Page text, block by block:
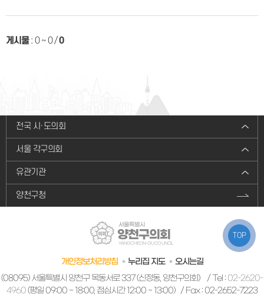
게시물: 0 ~ 0/0
전국 시·도의회
서울 각구의회
유관기관
양천구청
TOP
서울특별시
양천구의회
YANGCHEON-GU COUNCIL
개인정보처리방침 누리집 지도
오시는길
(08095) 서울특별시 양천구 목동서로 337 (신정동, 양천구의회)
/ Tel : 02-2620-
4960 (평일 09:00 ~ 18:00, 점심시간 12:00 ~ 13:00) / Fax : 02-2652-7223